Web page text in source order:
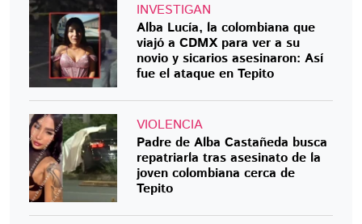
INVESTIGAN
Alba Lucía, la colombiana que
viajó a CDMX para ver a su
novio y sicarios asesinaron: Así
fue el ataque en Tepito
VIOLENCIA
Padre de Alba Castañeda busca
repatriarla tras asesinato de la
joven colombiana cerca de
Tepito